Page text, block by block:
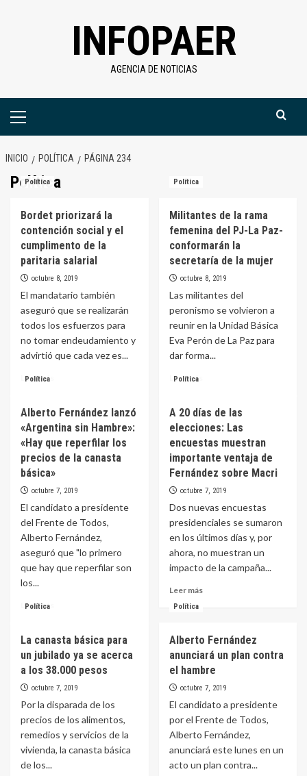
INFOPAER
AGENCIA DE NOTICIAS
Menú
INICIO POLÍTICA PÁGINA 234
Política
Política
Bordet priorizará la
contención social y el
cumplimento de la
paritaria salarial
octubre 8, 2019
El mandatario también
aseguró que se realizarán
todos los esfuerzos para
no tomar endeudamiento y
advirtió que cada vez es...
Leer más
Bordet
priorizará
la
contención
el
cumplimento
de
la
salarial
Política
Militantes de la rama
femenina del PJ-La Paz-
conformarán la
secretaría de la mujer
octubre 8, 2019
Las militantes del
peronismo se volvieron a
reunir en la Unidad Básica
Eva Perón de La Paz para
dar forma...
Leer más
Militantes
de
la
rama
femenina
del
PJ-
La
Paz-
conformarán
secretaría
de
Política
Alberto Fernández lanzó
«Argentina sin Hambre»:
«Hay que reperfilar los
precios de la canasta
básica»
octubre 7, 2019
El candidato a presidente
del Frente de Todos,
Alberto Fernández,
aseguró que "lo primero
que hay que reperfilar son
los...
Leer más
Alberto
Fernández
lanzó
sin
Hambre»:
«Hay
que
reperfilar
Política
A 20 días de las
elecciones: Las
encuestas muestran
importante ventaja de
Fernández sobre Macri
octubre 7, 2019
Dos nuevas encuestas
presidenciales se sumaron
en los últimos días y, por
ahora, no muestran un
impacto de la campaña...
Leer másLeer
20
días
de
elecciones:
Las
encuestas
muestran
importante
de
Política
La canasta básica para
un jubilado ya se acerca
a los 38.000 pesos
octubre 7, 2019
Por la disparada de los
precios de los alimentos,
remedios y servicios de la
vivienda, la canasta básica
de los...
Política
Alberto Fernández
anunciará un plan contra
el hambre
octubre 7, 2019
El candidato a presidente
por el Frente de Todos,
Alberto Fernández,
anunciará este lunes en un
acto un plan contra...